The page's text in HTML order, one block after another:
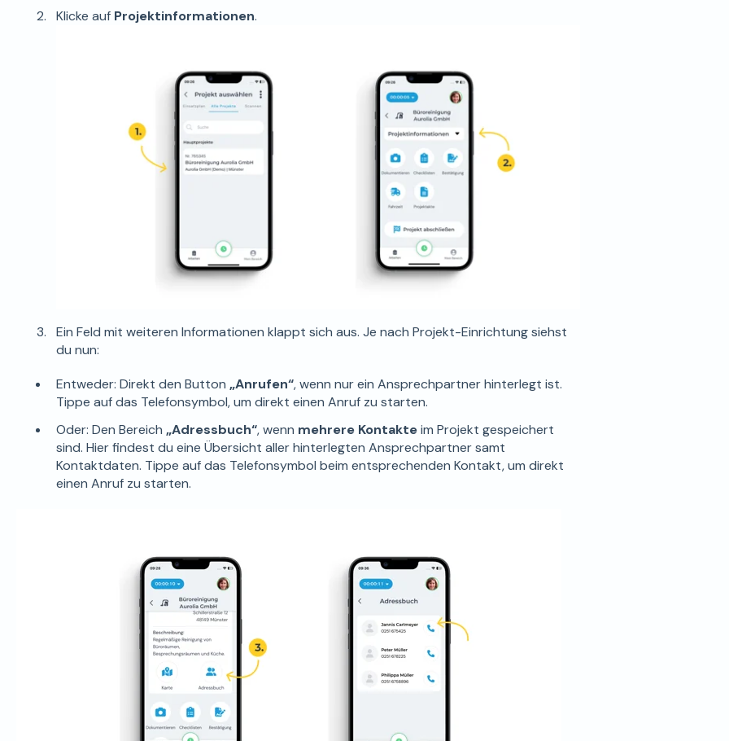
Klicke auf Projektinformationen.
Ein Feld mit weiteren Informationen klappt sich aus. Je nach Projekt-Einrichtung siehst
du nun:
Entweder: Direkt den Button „Anrufen“, wenn nur ein Ansprechpartner hinterlegt ist.
Tippe auf das Telefonsymbol, um direkt einen Anruf zu starten.
Oder: Den Bereich „Adressbuch“, wenn mehrere Kontakteim Projekt gespeichert
sind. Hier findest du eine Übersicht aller hinterlegten Ansprechpartner samt
Kontaktdaten. Tippe auf das Telefonsymbol beim entsprechenden Kontakt, um direkt
einen Anruf zu starten.